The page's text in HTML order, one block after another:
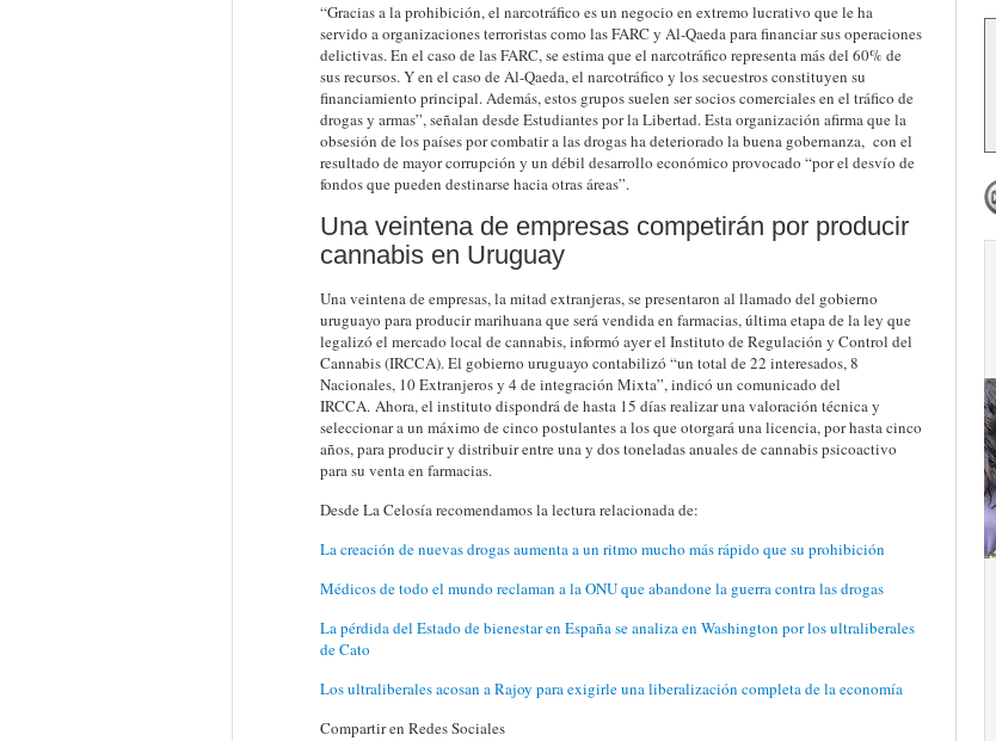
“Gracias a la prohibición, el narcotráfico es un negocio en extremo lucrativo que le ha
servido a organizaciones terroristas como las FARC y Al-Qaeda para financiar sus operaciones
delictivas. En el caso de las FARC, se estima que el narcotráfico representa más del 60% de
sus recursos. Y en el caso de Al-Qaeda, el narcotráfico y los secuestros constituyen su
financiamiento principal. Además, estos grupos suelen ser socios comerciales en el tráfico de
drogas y armas”, señalan desde Estudiantes por la Libertad. Esta organización afirma que la
obsesión de los países por combatir a las drogas ha deteriorado la buena gobernanza, con el
resultado de mayor corrupción y un débil desarrollo económico provocado “por el desvío de
fondos que pueden destinarse hacia otras áreas”.
Una veintena de empresas competirán por producir
cannabis en Uruguay
Una veintena de empresas, la mitad extranjeras, se presentaron al llamado del gobierno
uruguayo para producir marihuana que será vendida en farmacias, última etapa de la ley que
legalizó el mercado local de cannabis, informó ayer el Instituto de Regulación y Control del
Cannabis (IRCCA). El gobierno uruguayo contabilizó “un total de 22 interesados, 8
Nacionales, 10 Extranjeros y 4 de integración Mixta”, indicó un comunicado del
IRCCA. Ahora, el instituto dispondrá de hasta 15 días realizar una valoración técnica y
seleccionar a un máximo de cinco postulantes a los que otorgará una licencia, por hasta cinco
años, para producir y distribuir entre una y dos toneladas anuales de cannabis psicoactivo
para su venta en farmacias.
Desde La Celosía recomendamos la lectura relacionada de:
La creación de nuevas drogas aumenta a un ritmo mucho más rápido que su prohibición
Médicos de todo el mundo reclaman a la ONU que abandone la guerra contra las drogas
La pérdida del Estado de bienestar en España se analiza en Washington por los ultraliberales
de Cato
Los ultraliberales acosan a Rajoy para exigirle una liberalización completa de la economía
Compartir en Redes Sociales